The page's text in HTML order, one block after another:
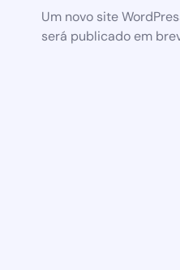
Um novo site
será publicado em